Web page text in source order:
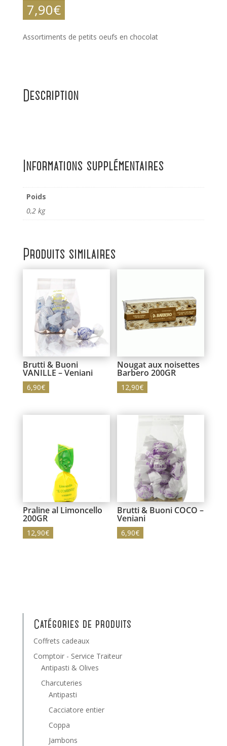
7,90€
Assortiments de petits oeufs en chocolat
Description
Informations supplémentaires
Poids
0,2 kg
Produits similaires
Brutti & Buoni
VANILLE – Veniani
6,90€
Nougat aux noisettes
Barbero 200GR
12,90€
Praline al Limoncello
200GR
12,90€
Brutti & Buoni COCO –
Veniani
6,90€
Catégories de produits
Coffrets cadeaux
Comptoir - Service Traiteur
Antipasti & Olives
Charcuteries
Antipasti
Cacciatore entier
Coppa
Jambons